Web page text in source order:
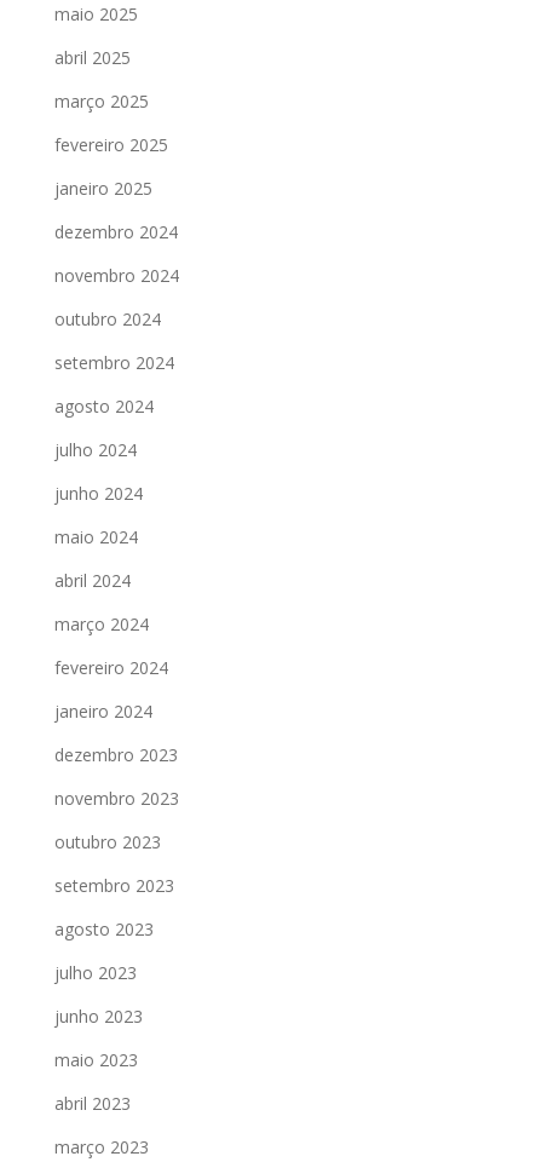
maio 2025
abril 2025
março 2025
fevereiro 2025
janeiro 2025
dezembro 2024
novembro 2024
outubro 2024
setembro 2024
agosto 2024
julho 2024
junho 2024
maio 2024
abril 2024
março 2024
fevereiro 2024
janeiro 2024
dezembro 2023
novembro 2023
outubro 2023
setembro 2023
agosto 2023
julho 2023
junho 2023
maio 2023
abril 2023
março 2023